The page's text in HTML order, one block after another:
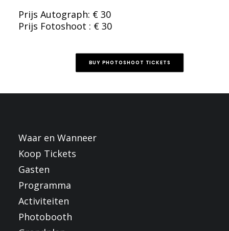
Prijs Autograph: € 30
Prijs Fotoshoot : € 30
BUY PHOTOSHOOT TICKETS
Waar en Wanneer
Koop Tickets
Gasten
Programma
Activiteiten
Photobooth